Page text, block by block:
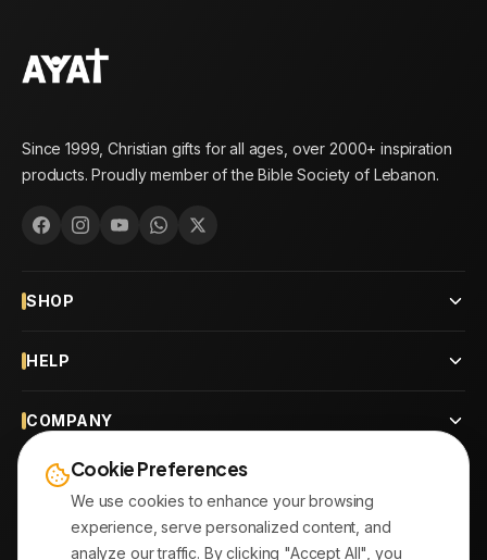
Since 1999, Christian gifts for all ages, over 2000+ inspiration
products. Proudly member of the Bible Society of Lebanon.
SHOP
HELP
COMPANY
CONTACT
OUR BRANCHES
Cookie Preferences
We use cookies to enhance your browsing
experience, serve personalized content, and
analyze our traffic. By clicking "Accept All", you